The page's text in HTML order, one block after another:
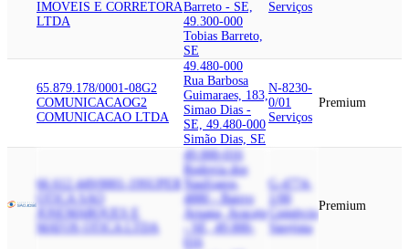
IMOVEIS E CORRETORA
LTDA
Barreto - SE,
49.300-000
Tobias Barreto,
SE
Serviços
65.879.178/0001-08G2
COMUNICACAOG2
COMUNICACAO LTDA
49.480-000
Rua Barbosa
Guimaraes, 183,
Simao Dias -
SE, 49.480-000
Simão Dias, SE
N-8230-
0/01
Serviços
Premium
66.612.449/0001-19SUPER
OTICA SAO
MARQUES E
MATOS OTICA LTDA
49.000-016
Rodovia dos
Naufragos,
4880 - Bairro
Aruana, Aracaju
- SE, 49.000-
G-4774-
1/00
Comércio
Varejista
Premium